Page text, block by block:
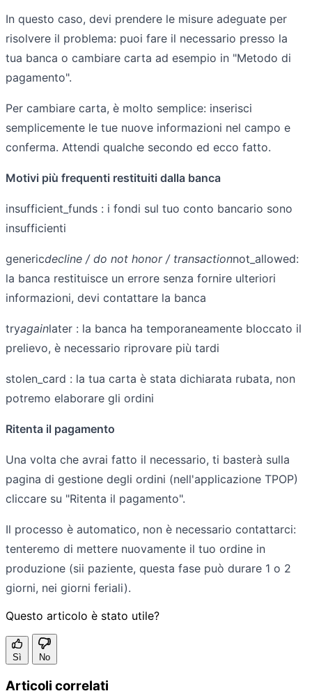
In questo caso, devi prendere le misure adeguate per
risolvere il problema: puoi fare il necessario presso la
tua banca o cambiare carta ad esempio in "Metodo di
pagamento".
Per cambiare carta, è molto semplice: inserisci
semplicemente le tue nuove informazioni nel campo e
conferma. Attendi qualche secondo ed ecco fatto.
Motivi più frequenti restituiti dalla banca
insufficient_funds : i fondi sul tuo conto bancario sono
insufficienti
genericdecline / do not honor / transactionnot_allowed:
la banca restituisce un errore senza fornire ulteriori
informazioni, devi contattare la banca
tryagainlater : la banca ha temporaneamente bloccato il
prelievo, è necessario riprovare più tardi
stolen_card : la tua carta è stata dichiarata rubata, non
potremo elaborare gli ordini
Ritenta il pagamento
Una volta che avrai fatto il necessario, ti basterà sulla
pagina di gestione degli ordini (nell'applicazione TPOP)
cliccare su "Ritenta il pagamento".
Il processo è automatico, non è necessario contattarci:
tenteremo di mettere nuovamente il tuo ordine in
produzione (sii paziente, questa fase può durare 1 o 2
giorni, nei giorni feriali).
Questo articolo è stato utile?
Sì No
Articoli correlati